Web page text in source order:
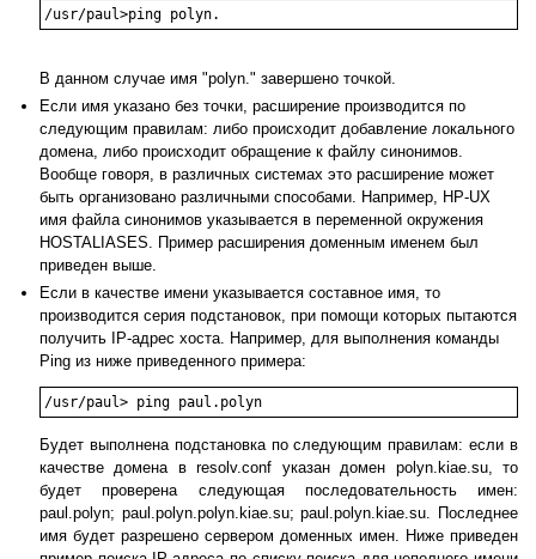
В данном случае имя "polyn." завершено точкой.
Если имя указано без точки, расширение производится по
следующим правилам: либо происходит добавление локального
домена, либо происходит обращение к файлу синонимов.
Вообще говоря, в различных системах это расширение может
быть организовано различными способами. Например, HP-UX
имя файла синонимов указывается в переменной окружения
HOSTALIASES. Пример расширения доменным именем был
приведен выше.
Если в качестве имени указывается составное имя, то
производится серия подстановок, при помощи которых пытаются
получить IP-адрес хоста. Например, для выполнения команды
Ping из ниже приведенного примера:
Будет выполнена подстановка по следующим правилам: если в
качестве домена в resolv.conf указан домен polyn.kiae.su, то
будет проверена следующая последовательность имен:
paul.polyn; paul.polyn.polyn.kiae.su; paul.polyn.kiae.su. Последнее
имя будет разрешено сервером доменных имен. Ниже приведен